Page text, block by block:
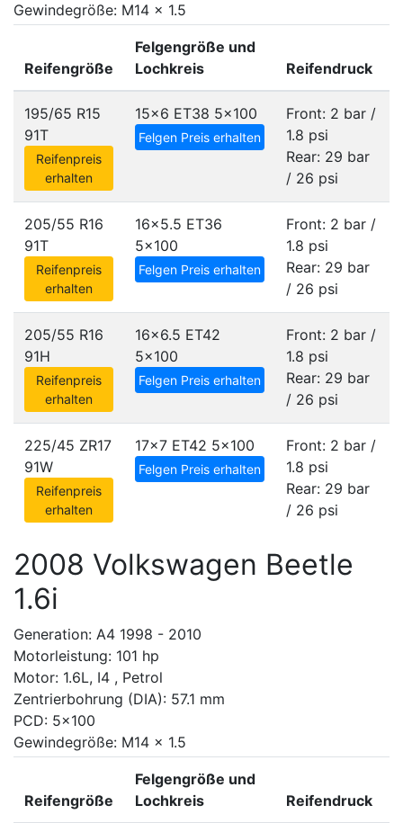
Gewindegröße: M14 x 1.5
Reifengröße
Felgengröße und
Lochkreis
Reifendruck
195/65 R15
91T
Reifenpreis
erhalten
15x6 ET38 5x100
Felgen Preis erhalten
Front: 2 bar /
1.8 psi
Rear: 29 bar
/ 26 psi
205/55 R16
91T
Reifenpreis
erhalten
16x5.5 ET36
5x100
Felgen Preis erhalten
Front: 2 bar /
1.8 psi
Rear: 29 bar
/ 26 psi
205/55 R16
91H
Reifenpreis
erhalten
16x6.5 ET42
5x100
Felgen Preis erhalten
Front: 2 bar /
1.8 psi
Rear: 29 bar
/ 26 psi
225/45 ZR17
91W
Reifenpreis
erhalten
17x7 ET42 5x100
Felgen Preis erhalten
Front: 2 bar /
1.8 psi
Rear: 29 bar
/ 26 psi
2008 Volkswagen Beetle
1.6i
Generation: A4 1998 - 2010
Motorleistung: 101 hp
Motor: 1.6L, I4 , Petrol
Zentrierbohrung (DIA): 57.1 mm
PCD: 5x100
Gewindegröße: M14 x 1.5
Reifengröße
Felgengröße und
Lochkreis
Reifendruck